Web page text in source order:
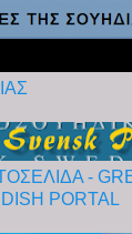
-
PORTAL